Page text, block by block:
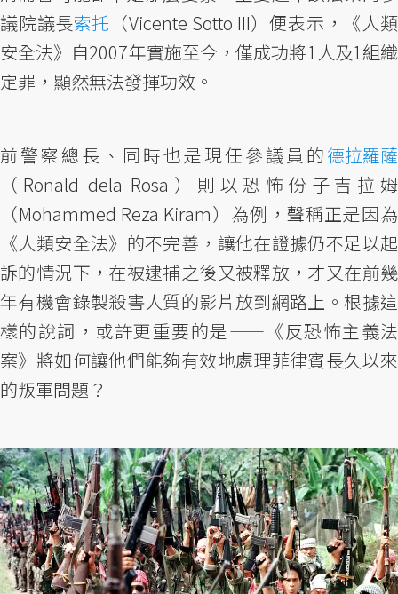
議院議長索托 （Vicente Sotto III）便表示，《人類
安全法》自2007年實施至今，僅成功將1人及1組織
定罪，顯然無法發揮功效。
前警察總長、同時也是現任參議員的德拉羅薩
（Ronald dela Rosa）則以恐怖份子吉拉姆
（Mohammed Reza Kiram）為例，聲稱正是因為
《人類安全法》的不完善，讓他在證據仍不足以起
訴的情況下，在被逮捕之後又被釋放，才又在前幾
年有機會錄製殺害人質的影片放到網路上。根據這
樣的說詞，或許更重要的是——《反恐怖主義法
案》將如何讓他們能夠有效地處理菲律賓長久以來
的叛軍問題？